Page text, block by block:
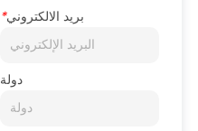
*بريد الالكتروني
دولة